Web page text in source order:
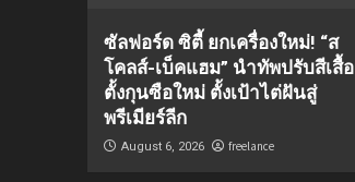
ซัลฟอร์ด ซิตี้ ยกเครื่องใหม่! “ส
โคลส์-เบ็คแฮม” นำทัพปรับสีเสื้อ
ตั้งกุนซือใหม่ ตั้งเป้าไต่ฝันสู่
พรีเมียร์ลีก
August 6, 2026 freelance